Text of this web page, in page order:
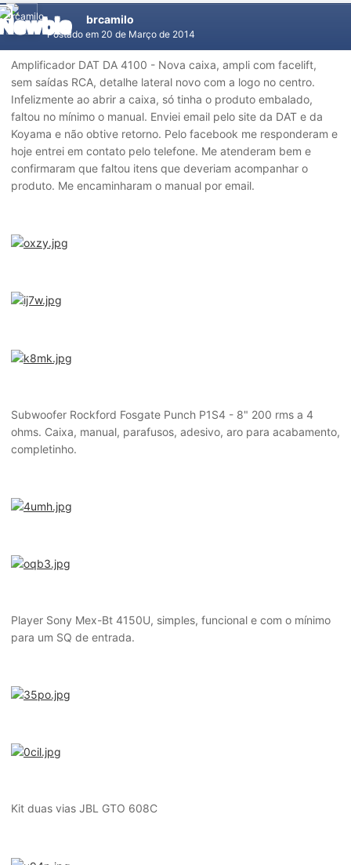
brcamilo
Postado em 20 de Março de 2014
Amplificador DAT DA 4100 - Nova caixa, ampli com facelift,
sem saídas RCA, detalhe lateral novo com a logo no centro.
Infelizmente ao abrir a caixa, só tinha o produto embalado,
faltou no mínimo o manual. Enviei email pelo site da DAT e da
Koyama e não obtive retorno. Pelo facebook me responderam e
hoje entrei em contato pelo telefone. Me atenderam bem e
confirmaram que faltou itens que deveriam acompanhar o
produto. Me encaminharam o manual por email.
Subwoofer Rockford Fosgate Punch P1S4 - 8" 200 rms a 4
ohms. Caixa, manual, parafusos, adesivo, aro para acabamento,
completinho.
Player Sony Mex-Bt 4150U, simples, funcional e com o mínimo
para um SQ de entrada.
Kit duas vias JBL GTO 608C